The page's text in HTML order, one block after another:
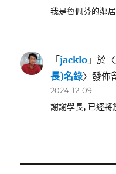
我是魯佩芬的鄰
「jacklo 」於〈
長)名錄〉發佈
2024-12-09
謝謝學長, 已經